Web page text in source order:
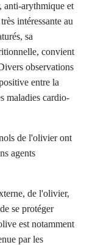
anti-arythmique et
intéressante au
sa
convient
observations
entre la
maladies cardio-
de l'olivier ont
agents
de l'olivier,
se protéger
est notamment
par les